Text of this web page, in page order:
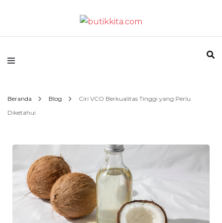
butikkita.com
Beranda Blog
Ciri VCO Berkualitas Tinggi yang Perlu
Diketahui